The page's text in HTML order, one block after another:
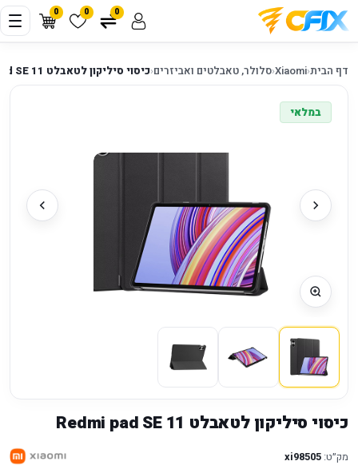
0 0 0
דף הבית‹
Xiaomi
‹סלולר, טאבלטים ואביזרים‹כיסוי סיליקון לטאבלט Redmi pad SE 11
במלאי
כיסוי סיליקון לטאבלט Redmi pad SE 11
מק״ט: xi98505